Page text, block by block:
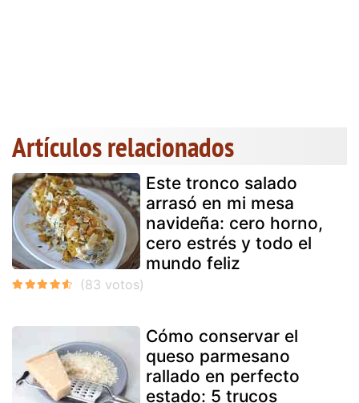
Artículos relacionados
Este tronco salado
arrasó en mi mesa
navideña: cero horno,
cero estrés y todo el
mundo feliz
Cómo conservar el
queso parmesano
rallado en perfecto
estado: 5 trucos